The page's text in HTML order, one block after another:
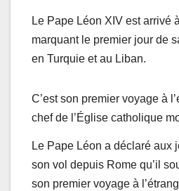
Le Pape Léon XIV est arrivé
marquant le premier jour de
en Turquie et au Liban.
C’est son premier voyage à
chef de l’Église catholique
Le Pape Léon a déclaré aux
son vol depuis Rome qu’il
son premier voyage à